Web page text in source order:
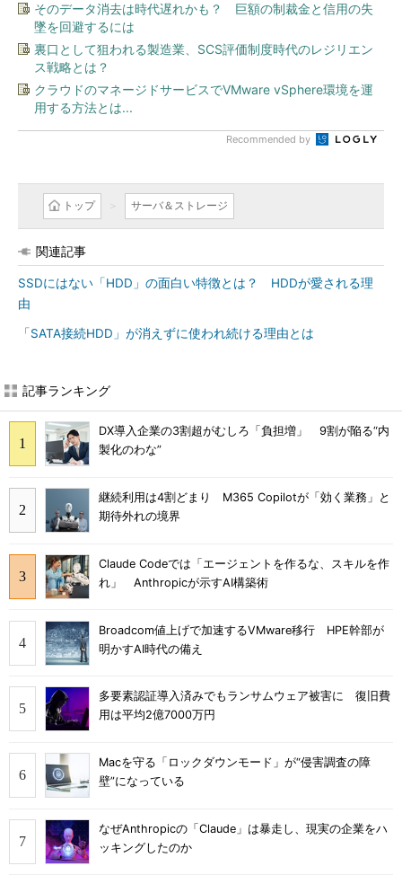
そのデータ消去は時代遅れかも？ 巨額の制裁金と信用の失
墜を回避するには
裏口として狙われる製造業、SCS評価制度時代のレジリエン
ス戦略とは？
クラウドのマネージドサービスでVMware vSphere環境を運
用する方法とは...
Recommended by
トップ サーバ＆ストレージ
関連記事
SSDにはない「HDD」の面白い特徴とは？ HDDが愛される理
由
「SATA接続HDD」が消えずに使われ続ける理由とは
記事ランキング
DX導入企業の3割超がむしろ「負担増」 9割が陥る“内
製化のわな”
継続利用は4割どまり M365 Copilotが「効く業務」と
期待外れの境界
Claude Codeでは「エージェントを作るな、スキルを作
れ」 Anthropicが示すAI構築術
Broadcom値上げで加速するVMware移行 HPE幹部が
明かすAI時代の備え
多要素認証導入済みでもランサムウェア被害に 復旧費
用は平均2億7000万円
Macを守る「ロックダウンモード」が“侵害調査の障
壁”になっている
なぜAnthropicの「Claude」は暴走し、現実の企業をハ
ッキングしたのか